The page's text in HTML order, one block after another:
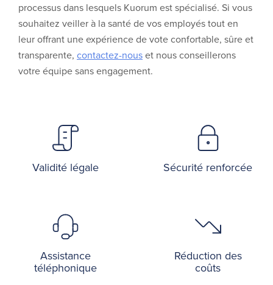
processus dans lesquels Kuorum est spécialisé. Si vous
souhaitez veiller à la santé de vos employés tout en
leur offrant une expérience de vote confortable, sûre et
transparente, contactez-nouset nous conseillerons
votre équipe sans engagement.
Validité légale Sécurité renforcée
Assistance
téléphonique
Réduction des
coûts